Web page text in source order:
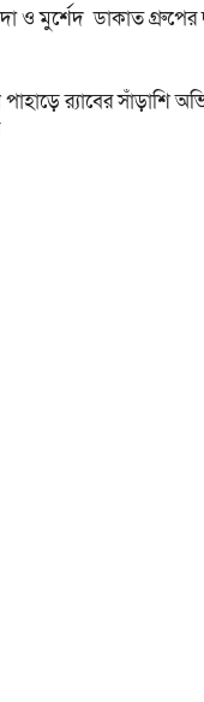
ও মুর্শেদ ডাকাত গ্রুপের
র‍্যাবের সাঁড়াশি